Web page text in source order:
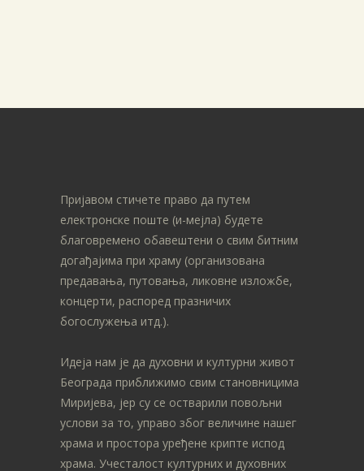
Пријавом стичете право да путем
електронске поште (и-мејла) будете
благовремено обавештени о свим битним
догађајима при храму (организована
предавања, путовања, ликовне изложбе,
концерти, распоред празничих
богослужења итд.).
Идеја нам је да духовни и културни живот
Београда приближимо свим становницима
Миријева, јер су се остварили повољни
услови за то, управо због величине нашег
храма и простора уређене крипте испод
храма. Учесталост културних и духовних